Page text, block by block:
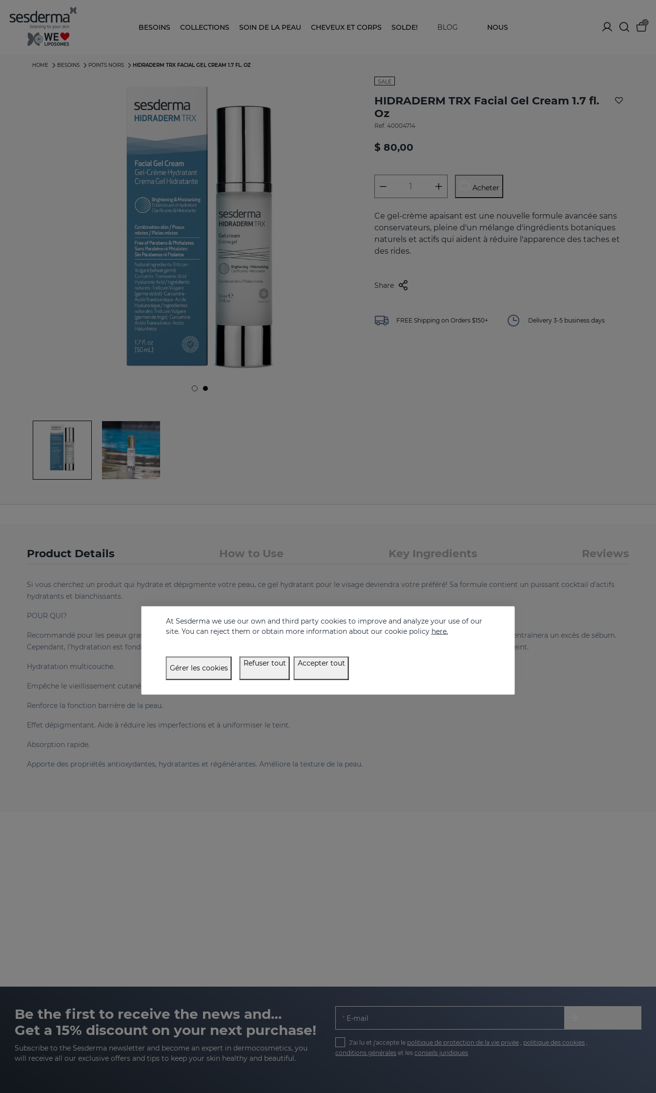
BESOINS COLLECTIONS SOIN DE LA PEAU CHEVEUX ET CORPS SOLDE! BLOG NOUS
0
HOME BESOINS POINTS NOIRS HIDRADERM TRX FACIAL GEL CREAM 1.7 FL. OZ
SALE
HIDRADERM TRX Facial Gel Cream 1.7 fl.
Oz
Ref. 40004714
$ 80,00
Acheter
Ce gel-crème apaisant est une nouvelle formule avancée sans
conservateurs, pleine d'un mélange d'ingrédients botaniques
naturels et actifs qui aident à réduire l'apparence des taches et
des rides.
Share
FREE Shipping on Orders $150+ Delivery 3-5 business days
Product Details How to Use Key Ingredients Reviews
Si vous cherchez un produit qui hydrate et dépigmente votre peau, ce gel hydratant pour le visage deviendra votre préféré! Sa formule contient un puissant cocktail d'actifs
hydratants et blanchissants.
POUR QUI?
Recommandé pour les peaux grasses. Souvent, les personnes à peau grasse pensent qu’elles n’ont pas besoin d’une crème hydratante car cela entraînera un excès de sébum.
Cependant, l'hydratation est fondamentale pour renforcer la fonction barrière de la peau. Le gel Hidraderm TRX hydrate tout en améliorant le teint.
Hydratation multicouche.
Empêche le vieillissement cutané.
Renforce la fonction barrière de la peau.
Effet dépigmentant. Aide à réduire les imperfections et à uniformiser le teint.
Absorption rapide.
Apporte des propriétés antioxydantes, hydratantes et régénérantes. Améliore la texture de la peau.
Be the first to receive the news and…
Get a 15% discount on your next purchase!
Subscribe to the Sesderma newsletter and become an expert in dermocosmetics, you
will receive all our exclusive offers and tips to keep your skin healthy and beautiful.
E-mail
J'ai lu et j'accepte le politique de protection de la vie privée politique des cookies
conditions générales et les conseils juridiques
At Sesderma we use our own and third party cookies to improve and analyze your use of our
site. You can reject them or obtain more information about our cookie policy here.
Gérer les cookies
Refuser tout Accepter tout